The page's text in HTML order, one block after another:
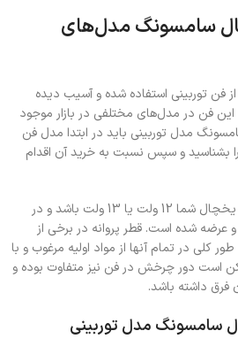
سامسونگ مدل‌های
فن توربینی استفاده شده و آسیب دیده
فن در مدل‌های مختلفی در بازار موجود
مدل توربینی باید در ابتدا مدل فن
بشناسید و سپس نسبت به خرید آن اقدام
ممکن است موتور فن توربینی یخچال شما 12 ولت یا 13 ولت باشد و در
عرضه شده است. قطر پروانه در برخی از
کلی در تمام آنها از مواد اولیه مرغوب و با
است دور چرخش در فن نیز متفاوت بوده و
فرق داشته باشد.
سامسونگ مدل توربینی